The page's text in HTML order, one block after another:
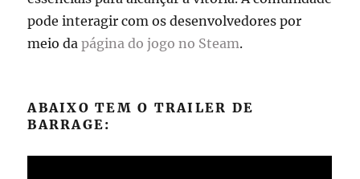
pode interagir com os desenvolvedores por
meio dapágina do jogo no Steam.
ABAIXO TEM O TRAILER DE
BARRAGE: